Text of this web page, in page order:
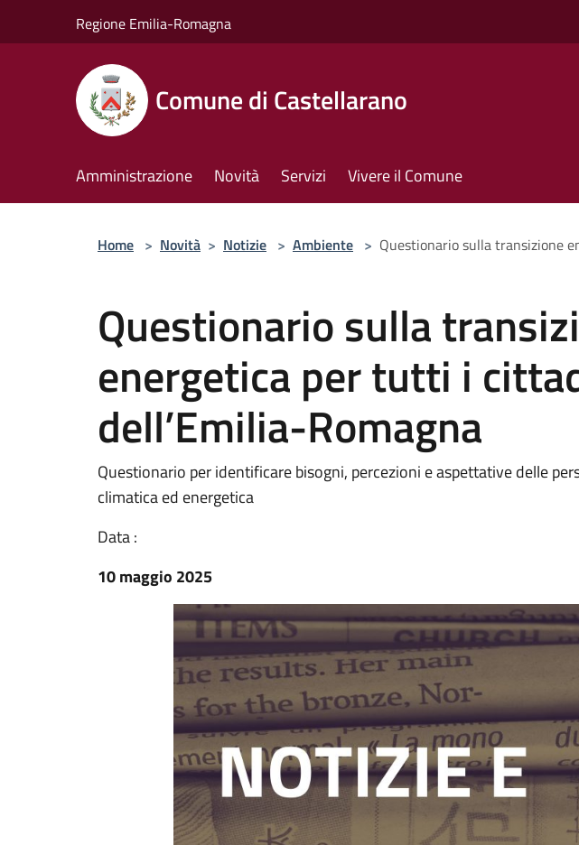
Regione Emilia-Romagna
Comune di Castellarano
Amministrazione Novità Servizi Vivere il Comune
Home > Novità > Notizie > Ambiente > Questionario sulla transizione
Questionario sulla
energetica per tutti i
dell’Emilia-Romagna
Questionario per identificare bisogni, percezioni e aspettative delle
climatica ed energetica
Data :
10 maggio 2025